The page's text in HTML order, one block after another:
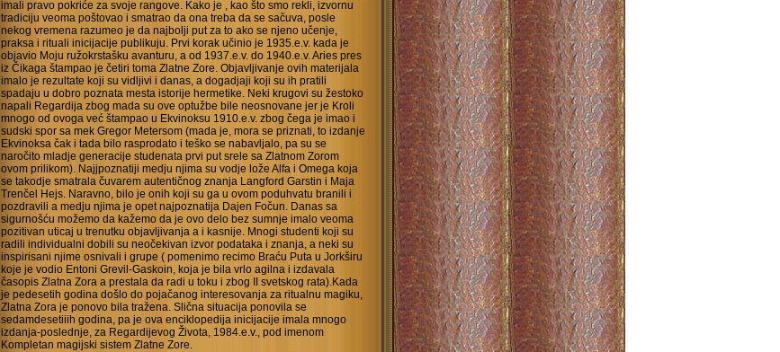
imali pravo pokriće za svoje rangove. Kako je , kao što smo rekli, izvornu
tradiciju veoma poštovao i smatrao da ona treba da se sačuva, posle
nekog vremena razumeo je da najbolji put za to ako se njeno učenje,
praksa i rituali inicijacije publikuju. Prvi korak učinio je 1935.e.v. kada je
objavio Moju ružokrstašku avanturu, a od 1937.e.v. do 1940.e.v. Aries pres
iz Čikaga štampao je četiri toma Zlatne Zore. Objavljivanje ovih materijala
imalo je rezultate koji su vidljivi i danas, a dogadjaji koji su ih pratili
spadaju u dobro poznata mesta istorije hermetike. Neki krugovi su žestoko
napali Regardija zbog mada su ove optužbe bile neosnovane jer je Kroli
mnogo od ovoga već štampao u Ekvinoksu 1910.e.v. zbog čega je imao i
sudski spor sa mek Gregor Metersom (mada je, mora se priznati, to izdanje
Ekvinoksa čak i tada bilo rasprodato i teško se nabavljalo, pa su se
naročito mladje generacije studenata prvi put srele sa Zlatnom Zorom
ovom prilikom). Najjpoznatiji medju njima su vodje lože Alfa i Omega koja
se takodje smatrala čuvarem autentičnog znanja Langford Garstin i Maja
Trenčel Hejs. Naravno, bilo je onih koji su ga u ovom poduhvatu branili i
pozdravili a medju njima je opet najpoznatija Dajen Fočun. Danas sa
sigurnošću možemo da kažemo da je ovo delo bez sumnje imalo veoma
pozitivan uticaj u trenutku objavljivanja a i kasnije. Mnogi studenti koji su
radili individualni dobili su neočekivan izvor podataka i znanja, a neki su
inspirisani njime osnivali i grupe ( pomenimo recimo Braću Puta u Jorkširu
koje je vodio Entoni Grevil-Gaskoin, koja je bila vrlo agilna i izdavala
časopis Zlatna Zora a prestala da radi u toku i zbog II svetskog rata).Kada
je pedesetih godina došlo do pojačanog interesovanja za ritualnu magiku,
Zlatna Zora je ponovo bila tražena. Slična situacija ponovila se
sedamdesetiiih godina, pa je ova enciklopedija inicijacije imala mnogo
izdanja-poslednje, za Regardijevog Života, 1984.e.v., pod imenom
Kompletan magijski sistem Zlatne Zore.